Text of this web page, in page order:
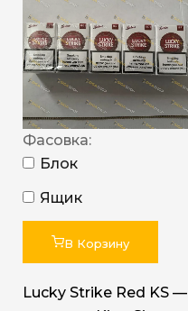
Фасовка:
Блок
Ящик
В Корзину
Lucky Strike Red KS —